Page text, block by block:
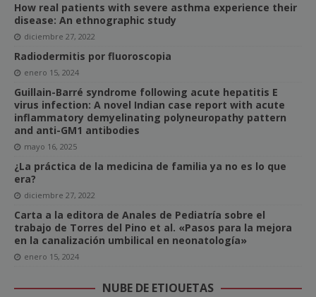
How real patients with severe asthma experience their
disease: An ethnographic study
diciembre 27, 2022
Radiodermitis por fluoroscopia
enero 15, 2024
Guillain-Barré syndrome following acute hepatitis E
virus infection: A novel Indian case report with acute
inflammatory demyelinating polyneuropathy pattern
and anti-GM1 antibodies
mayo 16, 2025
¿La práctica de la medicina de familia ya no es lo que
era?
diciembre 27, 2022
Carta a la editora de Anales de Pediatría sobre el
trabajo de Torres del Pino et al. «Pasos para la mejora
en la canalización umbilical en neonatología»
enero 15, 2024
NUBE DE ETIQUETAS